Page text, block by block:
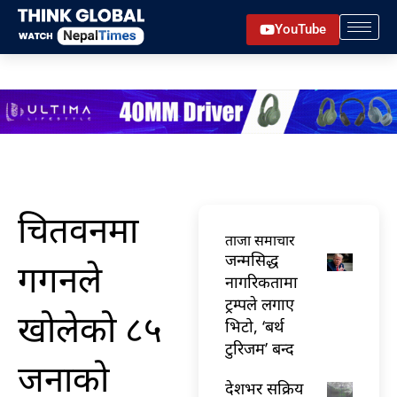
Skip
content
YouTube
चितवनमा
गगनले
खोलेको ८५
जनाको
ताजा समाचार
जन्मसिद्ध
नागरिकतामा
ट्रम्पले लगाए
भिटो, ‘बर्थ
टुरिजम’ बन्द
देशभर सक्रिय